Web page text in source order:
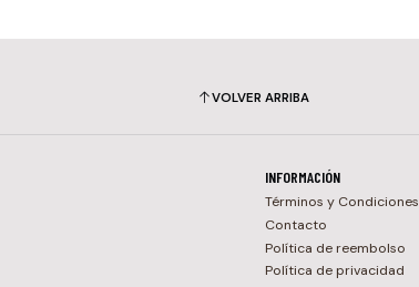
VOLVER ARRIBA
INFORMACIÓN
Términos y Condiciones
Contacto
Política de reembolso
Política de privacidad